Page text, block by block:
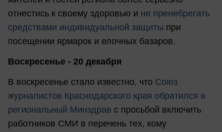
отнестись к своему здоровью и не пренебрегать
средствами индивидуальной защиты при
посещении ярмарок и елочных базаров.
Воскресенье - 20 декабря
В воскресенье стало известно, что Союз
журналистов Краснодарского края обратился в
региональный Минздрав с просьбой включить
работников СМИ в перечень тех, кому